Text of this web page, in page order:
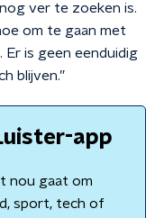
ver te zoeken is.
om te gaan met
Er is geen eenduidig
blijven.”
app
nou gaat om
sport, tech of